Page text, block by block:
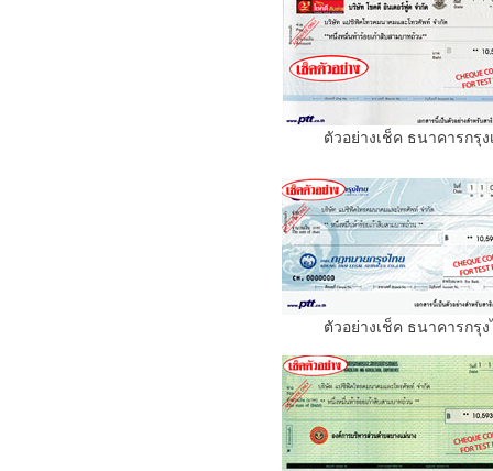
ตัวอย่างเช็ค ธนาคารกรุง
ตัวอย่างเช็ค ธนาคารกรุง